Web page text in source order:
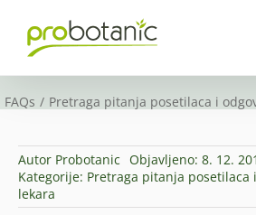
content
FAQs Pretraga pitanja posetilaca i
Autor Probotanic Objavljeno: 8. 12.
Kategorije: Pretraga pitanja posetilaca
lekara